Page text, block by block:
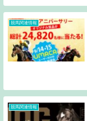
競馬関連情報
競馬関連情報